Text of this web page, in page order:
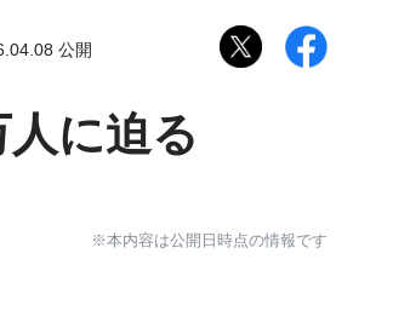
公開
に迫る
※本内容は公開日時点の情報です